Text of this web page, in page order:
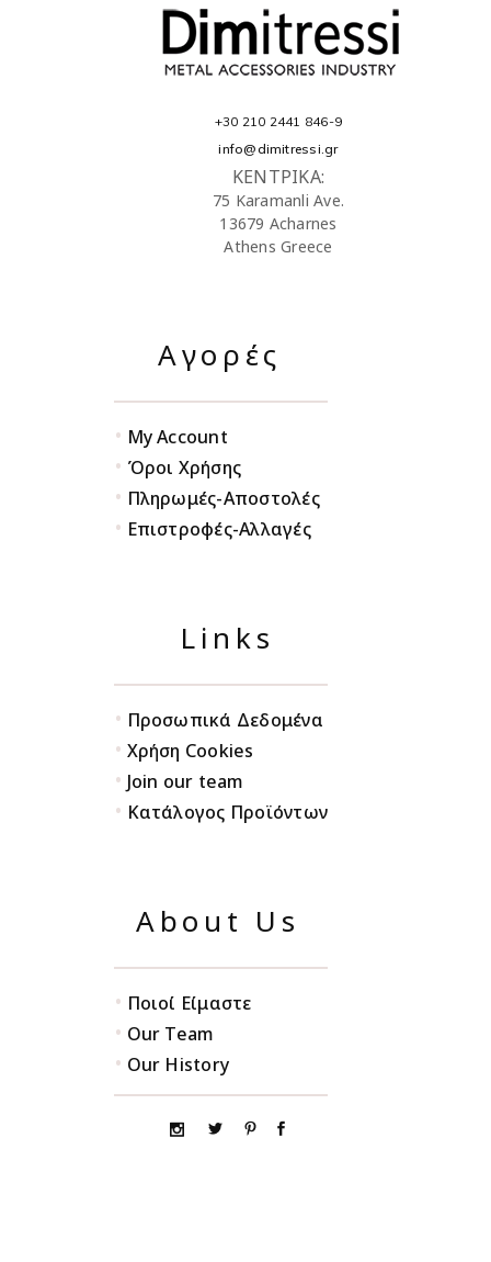
+30 210 2441 846-9
info@dimitressi.gr
ΚΕΝΤΡΙΚΑ:
75 Karamanli Ave.
13679 Acharnes
Athens Greece
Αγορές
• My Account
• Όροι Χρήσης
• Πληρωμές-Αποστολές
• Επιστροφές-Αλλαγές
Links
• Προσωπικά Δεδομένα
• Χρήση Cookies
• Join our team
• Κατάλογος Προϊόντων
About Us
• Ποιοί Είμαστε
• Our Team
• Our History